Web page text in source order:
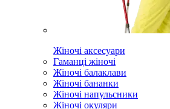
Жіночі аксесуари
Гаманці жіночі
Жіночі балаклави
Жіночі бананки
Жіночі напульсники
Жіночі окуляри